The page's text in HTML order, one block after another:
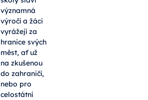
významná
výročí a žáci
vyrážejí za
hranice svých
měst, ať už
na zkušenou
do zahraničí,
nebo pro
celostátní